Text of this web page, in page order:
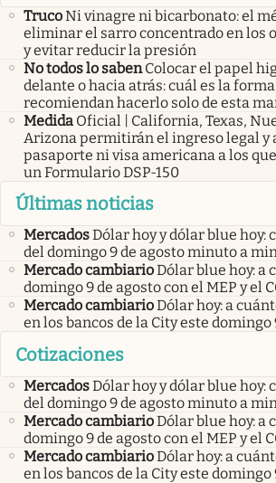
TrucoNi vinagre ni bicarbonato: el
eliminar el sarro concentrado en los
y evitar reducir la presión
No todos lo saben Colocar el papel
delante o hacia atrás: cuál es la
recomiendan hacerlo solo de esta
Medida Oficial | California, Texas,
Arizona permitirán el ingreso legal y
pasaporte ni visa americana a los
un Formulario DSP-150
Últimas noticias
MercadosDólar hoy y dólar blue hoy:
del domingo 9 de agosto minuto a
Mercado cambiarioDólar blue hoy: a
domingo 9 de agosto con el MEP y el
Mercado cambiarioDólar hoy: a
en los bancos de la City este domingo
Cotizaciones
MercadosDólar hoy y dólar blue hoy:
del domingo 9 de agosto minuto a
Mercado cambiarioDólar blue hoy: a
domingo 9 de agosto con el MEP y el
Mercado cambiarioDólar hoy: a
en los bancos de la City este domingo